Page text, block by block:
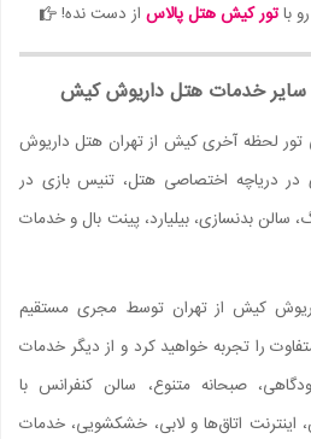
باتور کیش هتل پالاس از دست نده!
سایر خدمات هتل داریوش کیش
تور لحظه آخری کیش از تهران هتل داریوش
در دریاچه اختصاصی هتل، تنیس بازی در
بدنسازی، بیلیارد، پینت بال و خدمات
کیش از تهران توسط مجری مستقیم
را تجربه خواهید کرد و از دیگر خدمات
صبحانه متنوع، سالن کنفرانس با
اینترنت اتاق‌ها و لابی، خشکشویی، خدمات